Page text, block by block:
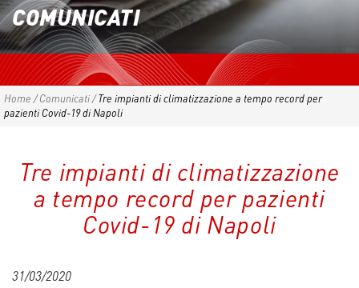
COMUNICATI
Home /Comunicati/Tre impianti di climatizzazione a tempo record per
pazienti Covid-19 di Napoli
Tre impianti di climatizzazione
a tempo record per pazienti
Covid-19 di Napoli
31/03/2020